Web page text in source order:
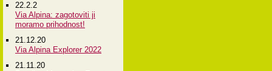
22.2.2
Via Alpina: zagotoviti ji
moramo prihodnost!
21.12.20
Via Alpina Explorer 2022
21.11.20